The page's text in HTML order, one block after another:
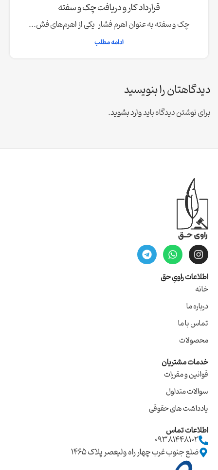
قرارداد کار و دریافت چک و سفته
چک و سفته به عنوان اهرم فشار یکی از اهرم‌های فش...
ادامه مطلب
دیدگاهتان را بنویسید
برای نوشتن دیدگاه بایدوارد بشوید.
اطلاعات راویِ حق
خانه
درباره ما
تماس با ما
محصولات
خدمات مشتریان
قوانین و مقررات
سوالات متداول
یادداشت های حقوقی
اطلاعات تماس
09381448102
ضلع جنوب غرب چهار راه ولیعصر پلاک ۱۴۶۵